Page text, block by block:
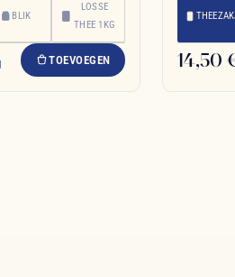
BLIK
LOSSE
THEE 1KG
TOEVOEGEN 14,50